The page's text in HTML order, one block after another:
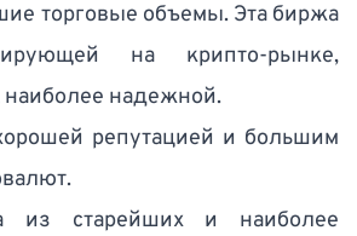
торговые объемы. Эта биржа
на крипто-рынке,
наиболее надежной.
репутацией и большим
из старейших и наиболее